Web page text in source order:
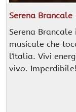
Serena
Serena
musicale che
l'Italia. Vivi
vivo. Imperdibile!